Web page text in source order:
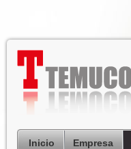
Inicio Empresa